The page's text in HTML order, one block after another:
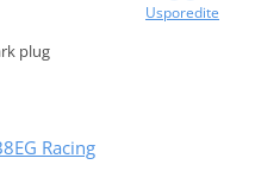
Usporedite
plug
Racing